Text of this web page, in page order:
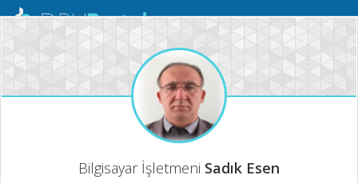
Mobil
Bilgisayar İşletmeni Sadık Esen